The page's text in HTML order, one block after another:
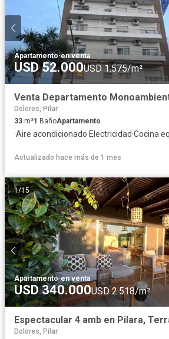
Apartamento·en venta
USD 52.000USD 1.575/m²
Dolores, Pilar
33 m²1 BañoApartamento
·Aire acondicionado·Electricidad·Cocina
Actualizado hace más de 1 mes
1/15
Apartamento·en venta
USD 340.000USD 2.518/m²
Dolores, Pilar